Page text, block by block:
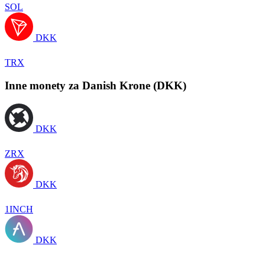
SOL
DKK
TRX
Inne monety za Danish Krone (DKK)
DKK
ZRX
DKK
1INCH
DKK